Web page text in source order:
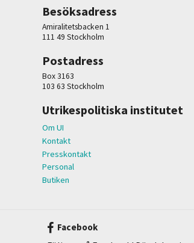
Besöksadress
Amiralitetsbacken 1
111 49 Stockholm
Postadress
Box 3163
103 63 Stockholm
Utrikespolitiska institutet
Om UI
Kontakt
Presskontakt
Personal
Butiken
Facebook